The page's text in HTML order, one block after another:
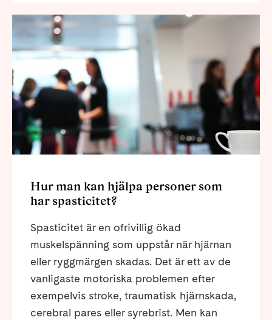
Hur man kan hjälpa personer som
har spasticitet?
Spasticitet är en ofrivillig ökad
muskelspänning som uppstår när hjärnan
eller ryggmärgen skadas. Det är ett av de
vanligaste motoriska problemen efter
exempelvis stroke, traumatisk hjärnskada,
cerebral pares eller syrebrist. Men kan